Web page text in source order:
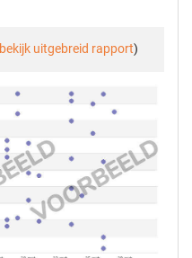
bekijk uitgebreid rapport)